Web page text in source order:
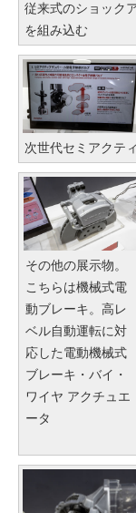
従来式のショック
を組み込む
次世代セミアクテ
その他の展示物。
こちらは機械式電
動ブレーキ。高レ
ベル自動運転に対
応した電動機械式
ブレーキ・バイ・
ワイヤ アクチュエ
ータ